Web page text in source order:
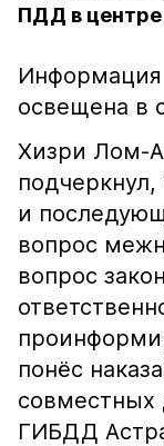
ПДД в центре
освещена в
Хизри Лом-
и
вопрос
вопрос
понёс
совместных
ГИБДД